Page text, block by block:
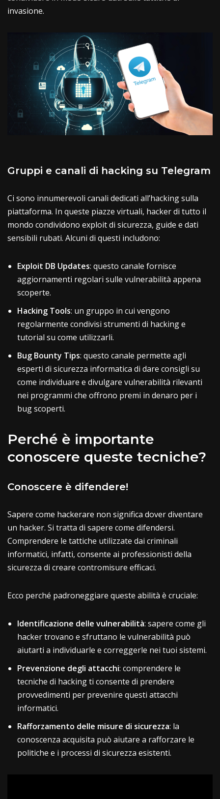
invasione.
Gruppi e canali di hacking su Telegram
Ci sono innumerevoli canali dedicati all’hacking sulla
piattaforma. In queste piazze virtuali, hacker di tutto il
mondo condividono exploit di sicurezza, guide e dati
sensibili rubati. Alcuni di questi includono:
Exploit DB Updates: questo canale fornisce
aggiornamenti regolari sulle vulnerabilità appena
scoperte.
Hacking Tools: un gruppo in cui vengono
regolarmente condivisi strumenti di hacking e
tutorial su come utilizzarli.
Bug Bounty Tips: questo canale permette agli
esperti di sicurezza informatica di dare consigli su
come individuare e divulgare vulnerabilità rilevanti
nei programmi che offrono premi in denaro per i
bug scoperti.
Perché è importante
conoscere queste tecniche?
Conoscere è difendere!
Sapere come hackerare non significa dover diventare
un hacker. Si tratta di sapere come difendersi.
Comprendere le tattiche utilizzate dai criminali
informatici, infatti, consente ai professionisti della
sicurezza di creare contromisure efficaci.
Ecco perché padroneggiare queste abilità è cruciale:
Identificazione delle vulnerabilità: sapere come gli
hacker trovano e sfruttano le vulnerabilità può
aiutarti a individuarle e correggerle nei tuoi sistemi.
Prevenzione degli attacchi: comprendere le
tecniche di hacking ti consente di prendere
provvedimenti per prevenire questi attacchi
informatici.
Rafforzamento delle misure di sicurezza: la
conoscenza acquisita può aiutare a rafforzare le
politiche e i processi di sicurezza esistenti.